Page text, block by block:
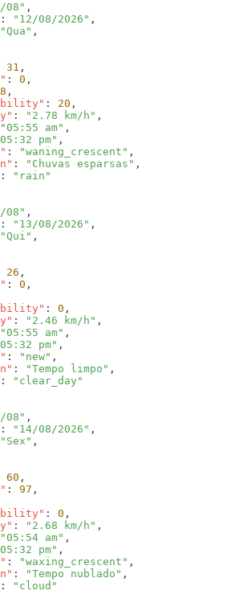
08"
: "12/08/2026"
"Qua"
31
: 0
: 20
: "2.78 km/h"
"05:55 am"
pm"
: "waning_crescent"
: "Chuvas esparsas"
:
08"
: "13/08/2026"
"Qui"
26
: 0
: 0
: "2.46 km/h"
"05:55 am"
pm"
: "new"
: "Tempo limpo"
:
08"
: "14/08/2026"
"Sex"
60
: 97
: 0
: "2.68 km/h"
"05:54 am"
pm"
: "waxing_crescent"
: "Tempo nublado"
: